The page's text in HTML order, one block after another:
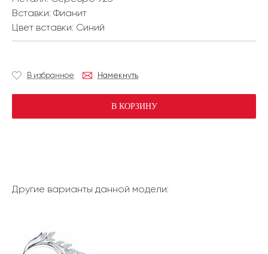
Вставки: Фианит
Цвет вставки: Синий
В избранное Намекнуть
В КОРЗИНУ
Другие варианты данной модели: